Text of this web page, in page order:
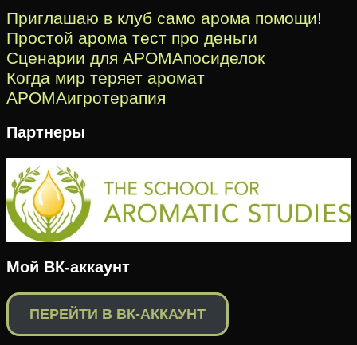
Приглашаю в клуб само арома помощи!
Простой арома тест про деньги
Сценарии для АРОМАпосиделок
Когда мир теряет аромат
АРОМАигротерапия
Партнеры
Мой ВК-аккаунт
ПЕРЕЙТИ В ВК-АККАУНТ